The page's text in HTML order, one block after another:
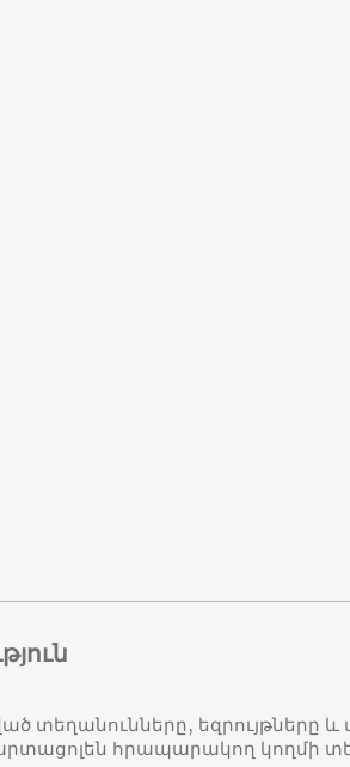
տեղանունները,
հրապարակող կողմի